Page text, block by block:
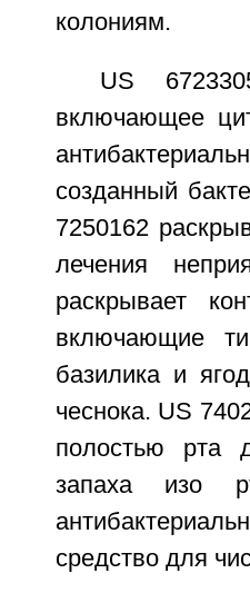
колониям.
US
включающее
созданный
7250162
лечения
раскрывает
включающие
базилика и
чеснока. US
полостью рта
запаха изо
средство для